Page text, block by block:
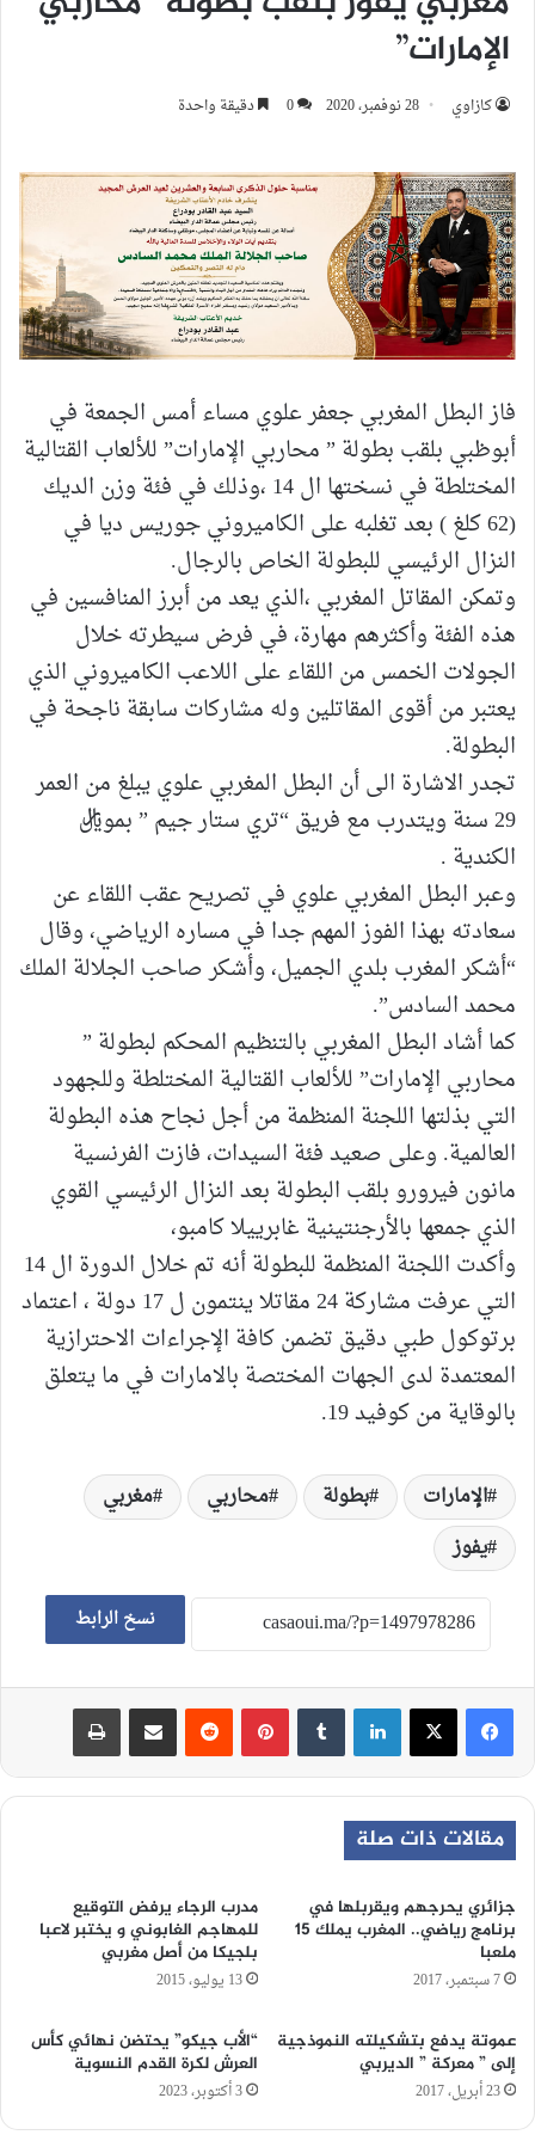
الإمارات”
كازاوي 28 نوفمبر، 2020 0 دقيقة واحدة
فاز البطل المغربي جعفر علوي مساء أمس الجمعة في
أبوظبي بلقب بطولة ” محاربي الإمارات” للألعاب القتالية
المختلطة في نسختها ال 14 ،وذلك في فئة وزن الديك
(62 كلغ ) بعد تغلبه على الكاميروني جوريس ديا في
النزال الرئيسي للبطولة الخاص بالرجال.
وتمكن المقاتل المغربي ،الذي يعد من أبرز المنافسين في
هذه الفئة وأكثرهم مهارة، في فرض سيطرته خلال
الجولات الخمس من اللقاء على اللاعب الكاميروني الذي
يعتبر من أقوى المقاتلين وله مشاركات سابقة ناجحة في
البطولة.
تجدر الاشارة الى أن البطل المغربي علوي يبلغ من العمر
29 سنة ويتدرب مع فريق “تري ستار جيم ” بموريال
الكندية .
وعبر البطل المغربي علوي في تصريح عقب اللقاء عن
سعادته بهذا الفوز المهم جدا في مساره الرياضي، وقال
“أشكر المغرب بلدي الجميل، وأشكر صاحب الجلالة الملك
محمد السادس”.
كما أشاد البطل المغربي بالتنظيم المحكم لبطولة ”
محاربي الإمارات” للألعاب القتالية المختلطة وللجهود
التي بذلتها اللجنة المنظمة من أجل نجاح هذه البطولة
العالمية. وعلى صعيد فئة السيدات، فازت الفرنسية
مانون فيرورو بلقب البطولة بعد النزال الرئيسي القوي
الذي جمعها بالأرجنتينية غابرييلا كامبو،
وأكدت اللجنة المنظمة للبطولة أنه تم خلال الدورة ال 14
التي عرفت مشاركة 24 مقاتلا ينتمون ل 17 دولة ، اعتماد
برتوكول طبي دقيق تضمن كافة الإجراءات الاحترازية
المعتمدة لدى الجهات المختصة بالامارات في ما يتعلق
بالوقاية من كوفيد 19.
الإمارات بطولة محاربي
مغربي
يفوز
نسخ الرابط
لينكدإن بينتيريست
مقالات ذات صلة
جزائري يحرجهم ويقربلها في
برنامج رياضي.. المغرب يملك 15
ملعبا
7 سبتمبر، 2017
مدرب الرجاء يرفض التوقيع
للمهاجم الغابوني و يختبر لاعبا
بلجيكا من أصل مغربي
13 يوليو، 2015
عموتة يدفع بتشكيلته النموذجية
إلى ” معركة ” الديربي
23 أبريل، 2017
“الأب جيكو” يحتضن نهائي كأس
العرش لكرة القدم النسوية
3 أكتوبر، 2023